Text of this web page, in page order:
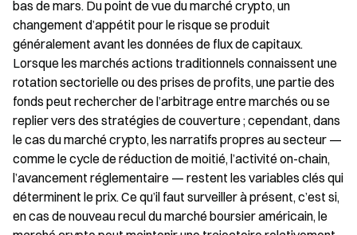
bas de mars. Du point de vue du marché crypto, un
changement d’appétit pour le risque se produit
généralement avant les données de flux de capitaux.
Lorsque les marchés actions traditionnels connaissent une
rotation sectorielle ou des prises de profits, une partie des
fonds peut rechercher de l’arbitrage entre marchés ou se
replier vers des stratégies de couverture ; cependant, dans
le cas du marché crypto, les narratifs propres au secteur —
comme le cycle de réduction de moitié, l’activité on-chain,
l’avancement réglementaire — restent les variables clés qui
déterminent le prix. Ce qu’il faut surveiller à présent, c’est si,
en cas de nouveau recul du marché boursier américain, le